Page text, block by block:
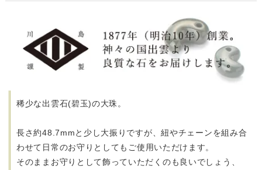
稀少な出雲石(碧玉)の大珠。
長さ約48.7mmと少し大振りですが、紐やチェーンを組み合
わせて 日常のお守りとしてもご使用いただけます。
そのままお守りとして飾っていただくのも良いでしょう、